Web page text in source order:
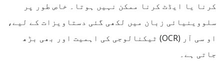
کرنا یا ایڈٹ کرنا ممکن نہیں ہوتا۔ خاص طور پر
سلووینیائی زبان میں لکھی گئی دستاویزات کے لیے،
او سی آر (OCR) ٹیکنالوجی کی اہمیت اور بھی بڑھ
جاتی ہے۔